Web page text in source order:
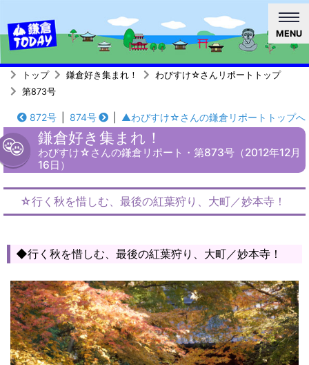
MENU
トップ 鎌倉好き集まれ！
わびすけ☆さんリポートトップ
第873号
872号 874号 ▲わびすけ☆さんの鎌倉リポートトップへ
鎌倉好き集まれ！
わびすけ☆さんの鎌倉リポート・第873号（2012年12月
16日）
☆行く秋を惜しむ、最後の紅葉狩り、大町／妙本寺！
◆行く秋を惜しむ、最後の紅葉狩り、大町／妙本寺！